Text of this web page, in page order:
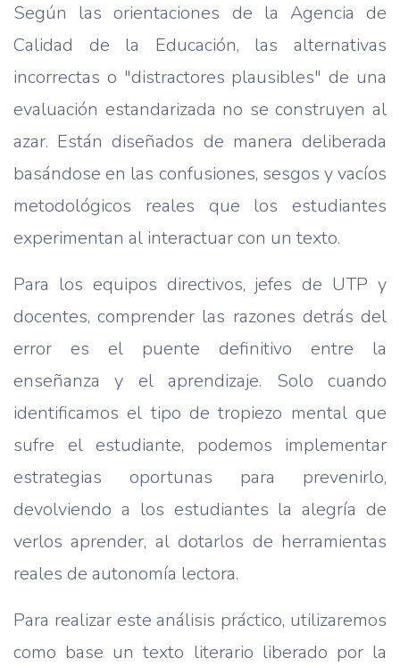
Según las orientaciones de la Agencia de
Calidad de la Educación, las alternativas
incorrectas o "distractores plausibles" de una
evaluación estandarizada no se construyen al
azar. Están diseñados de manera deliberada
basándose en las confusiones, sesgos y vacíos
metodológicos reales que los estudiantes
experimentan al interactuar con un texto.
Para los equipos directivos, jefes de UTP y
docentes, comprender las razones detrás del
error es el puente definitivo entre la
enseñanza y el aprendizaje. Solo cuando
identificamos el tipo de tropiezo mental que
sufre el estudiante, podemos implementar
estrategias oportunas para prevenirlo,
devolviendo a los estudiantes la alegría de
verlos aprender, al dotarlos de herramientas
reales de autonomía lectora.
Para realizar este análisis práctico, utilizaremos
como base un texto literario liberado por la